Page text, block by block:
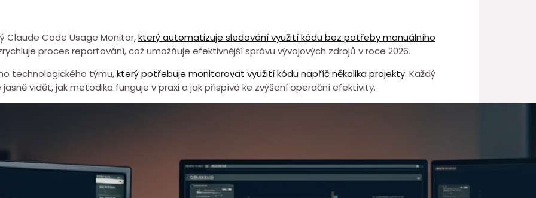
Code Usage Monitor,⁣který automatizuje sledování využití⁤ kódu⁤ bez potřeby manuálního
proces reportování, což umožňuje efektivnější správu vývojových zdrojů v roce 2026.
technologického týmu,který potřebuje monitorovat využití⁢ kódu napříč několika projekty. Každý⁢
vidět, jak metodika funguje v praxi a jak přispívá⁣ ke ⁣zvýšení operační efektivity.